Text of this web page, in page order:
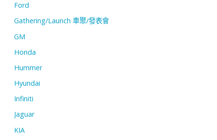
Ford
Gathering/Launch 車聚/發表會
GM
Honda
Hummer
Hyundai
Infiniti
Jaguar
KIA